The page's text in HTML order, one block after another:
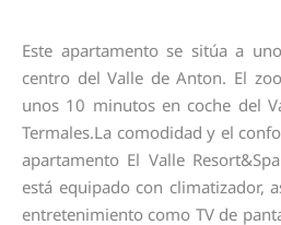
Este apartamento se sitúa a
centro del Valle de Anton. El
unos 10 minutos en coche del
Termales.La comodidad y el
apartamento El Valle
está equipado con climatizador,
entretenimiento como TV de